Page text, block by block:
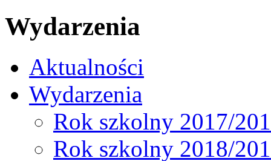
Wydarzenia
Aktualności
Wydarzenia
Rok szkolny 2017/
Rok szkolny 2018/